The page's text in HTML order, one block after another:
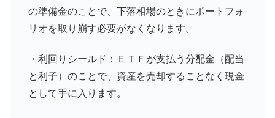
の準備金のことで、下落相場のときにポートフォ
リオを取り崩す必要がなくなります。
・利回りシールド：ＥＴＦが支払う分配金（配当
と利子）のことで、資産を売却することなく現金
として手に入ります。